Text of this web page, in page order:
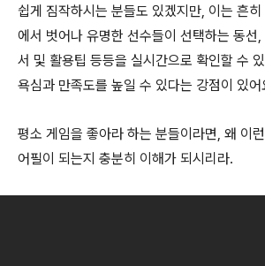
쉽게 짐작하시는 분들도 있겠지만, 이는 흔히
에서 벗어나 유명한 선수들이 선택하는 동선
서 및 활용팁 등등을 실시간으로 확인할 수
욕심과 만족도를 높일 수 있다는 강점이 있
평소 게임을 좋아라 하는 분들이라면, 왜 이
어필이 되는지 충분히 이해가 되시리라.